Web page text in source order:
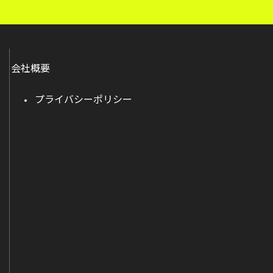
会社概要
プライバシーポリシー